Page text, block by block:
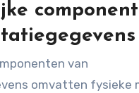
van
omvatten fysieke